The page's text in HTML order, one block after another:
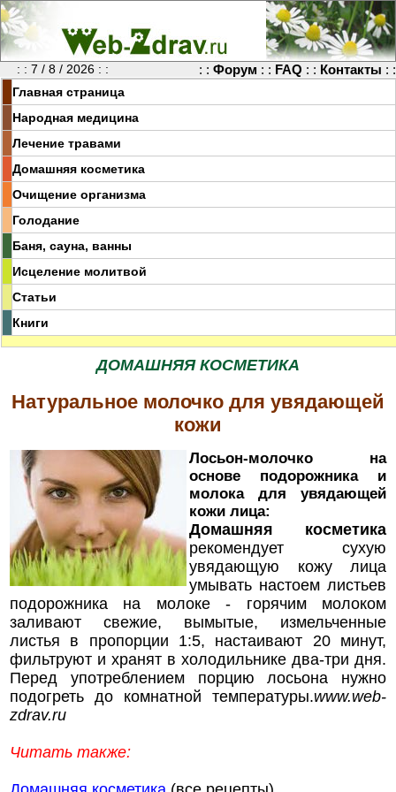
: : 7 / 8 / 2026 : : : : Форум : : FAQ : : Контакты : :
Главная страница
Народная медицина
Лечение травами
Домашняя косметика
Очищение организма
Голодание
Баня, сауна, ванны
Исцеление молитвой
Статьи
Книги
ДОМАШНЯЯ КОСМЕТИКА
Натуральное молочко для увядающей
кожи
Лосьон-молочко на
основе подорожника и
молока для увядающей
кожи лица:
Домашняя косметика
рекомендует сухую
увядающую кожу лица
умывать настоем листьев
подорожника на молоке - горячим молоком
заливают свежие, вымытые, измельченные
листья в пропорции 1:5, настаивают 20 минут,
фильтруют и хранят в холодильнике два-три дня.
Перед употреблением порцию лосьона нужно
подогреть до комнатной температуры.www.web-
zdrav.ru
Читать также: